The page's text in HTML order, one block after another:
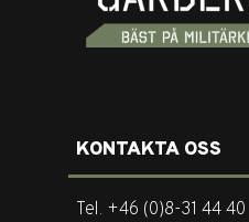
KONTAKTA OSS
Tel. +46 (0)8-31 44 40